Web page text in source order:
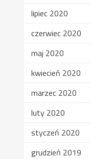
lipiec 2020
czerwiec 2020
maj 2020
kwiecień 2020
marzec 2020
luty 2020
styczeń 2020
grudzień 2019